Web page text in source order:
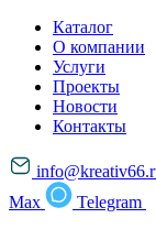
Каталог
О компании
Услуги
Проекты
Новости
Контакты
Max
Telegram